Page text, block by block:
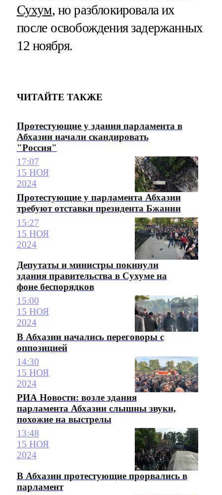
Сухум, но разблокировала их
после освобождения задержанных
12 ноября.
ЧИТАЙТЕ ТАКЖЕ
Протестующие у здания парламента в
Абхазии начали скандировать
"Россия"
17:07
15 НОЯ
2024
Протестующие у парламента Абхазии
требуют отставки президента Бжании
15:27
15 НОЯ
2024
Депутаты и министры покинули
здания правительства в Сухуме на
фоне беспорядков
15:00
15 НОЯ
2024
В Абхазии начались переговоры с
оппозицией
14:30
15 НОЯ
2024
РИА Новости: возле здания
парламента Абхазии слышны звуки,
похожие на выстрелы
13:48
15 НОЯ
2024
В Абхазии протестующие прорвались в
парламент